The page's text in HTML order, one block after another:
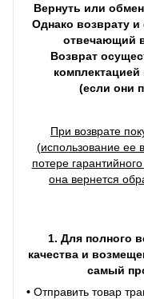
Вернуть или
Однако возврату
отвечающий
Возврат
(если они
При возврате
(использование ее
потере
она вернется
1. Для полного
качества и
самый
• Отправить товар